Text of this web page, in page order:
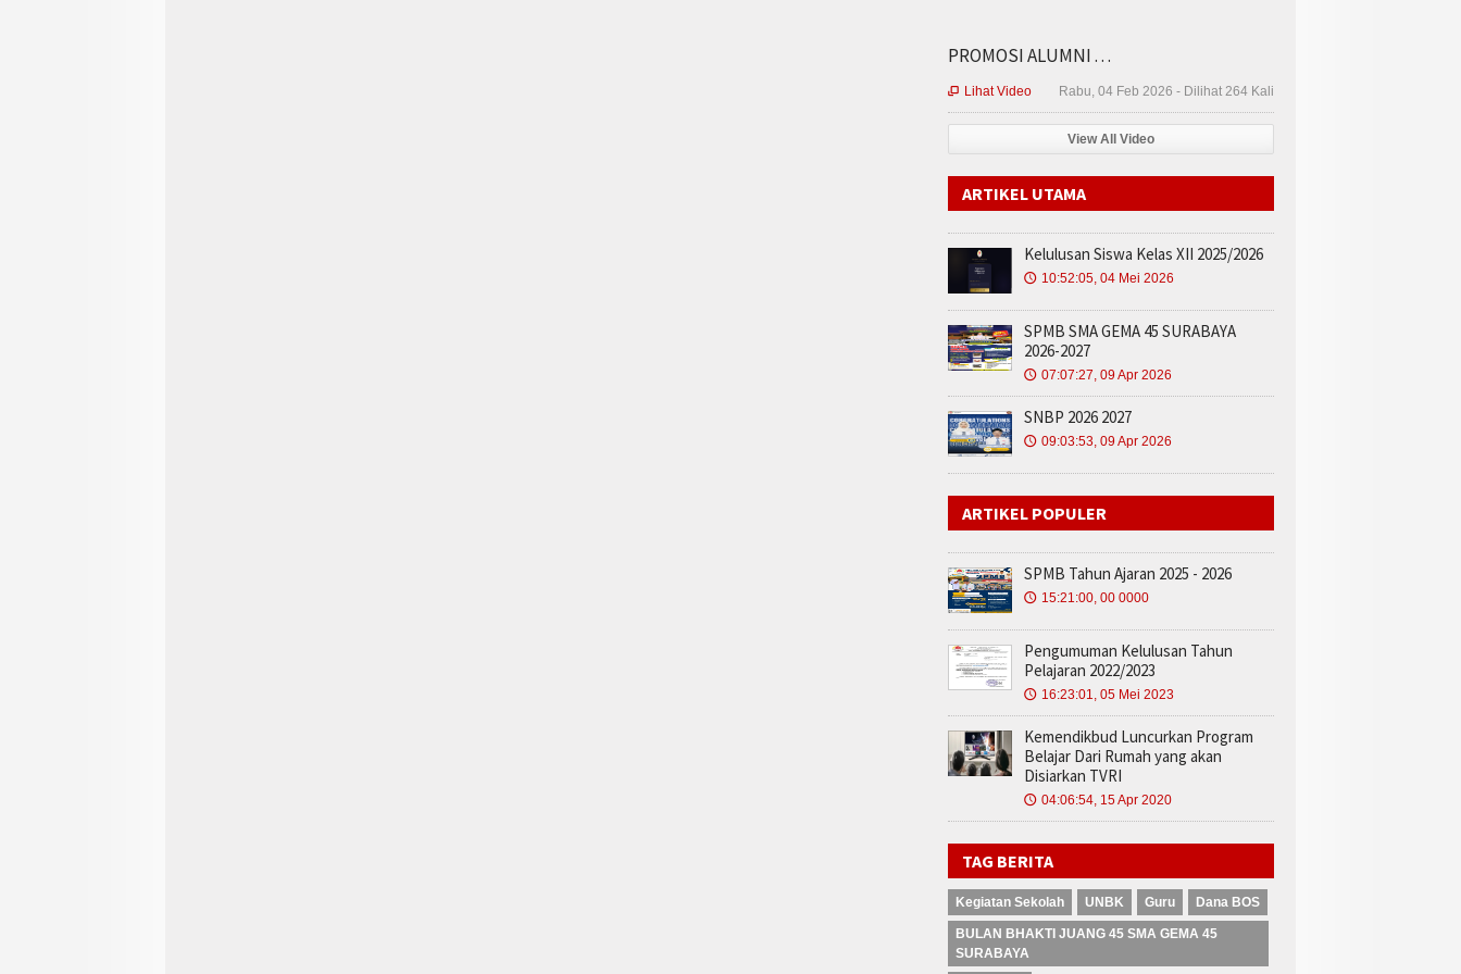
PROMOSI ALUMNI . . .
Rabu, 04 Feb 2026 - Dilihat 264 Kali
 Lihat Video
View All Video
ARTIKEL UTAMA
Kelulusan Siswa Kelas XII 2025/2026
🕔 10:52:05, 04 Mei 2026
SPMB SMA GEMA 45 SURABAYA
2026-2027
🕔 07:07:27, 09 Apr 2026
SNBP 2026 2027
🕔 09:03:53, 09 Apr 2026
ARTIKEL POPULER
SPMB Tahun Ajaran 2025 - 2026
🕔 15:21:00, 00 0000
Pengumuman Kelulusan Tahun
Pelajaran 2022/2023
🕔 16:23:01, 05 Mei 2023
Kemendikbud Luncurkan Program
Belajar Dari Rumah yang akan
Disiarkan TVRI
🕔 04:06:54, 15 Apr 2020
TAG BERITA
Kegiatan Sekolah UNBK Guru Dana BOS
BULAN BHAKTI JUANG 45 SMA GEMA 45
SURABAYA